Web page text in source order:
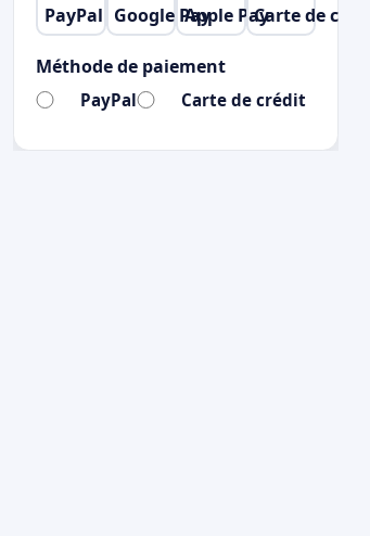
PayPal Google PayApple PayCarte de crédit
Méthode de paiement
PayPal Carte de crédit